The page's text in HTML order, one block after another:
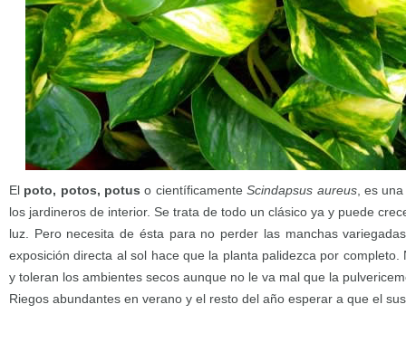
El poto, potos, potus o científicamenteScindapsus aureus, es
los jardineros de interior. Se trata de todo un clásico ya y puede
luz. Pero necesita de ésta para no perder las manchas
exposición directa al sol hace que la planta palidezca por completo.
y toleran los ambientes secos aunque no le va mal que la
Riegos abundantes en verano y el resto del año esperar a que el